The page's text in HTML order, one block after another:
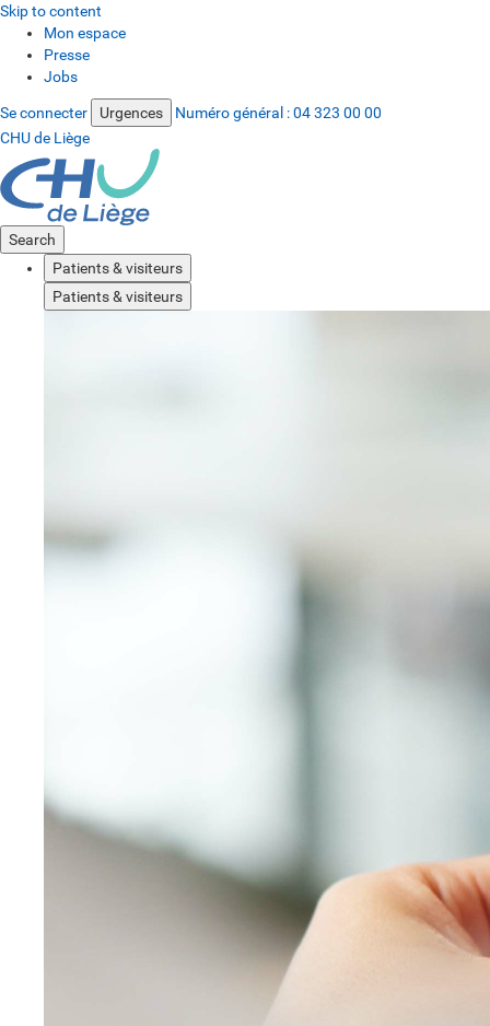
Skip to content
Mon espace
Presse
Jobs
Se connecter Urgences Numéro général :04 323 00 00
CHU de Liège
Search
Patients & visiteurs
Patients & visiteurs